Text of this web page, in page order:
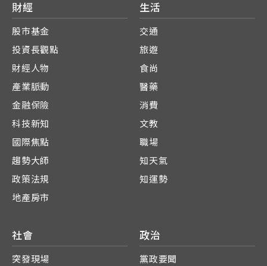
財經
股市基金
投資長觀點
財經人物
產業脈動
金融保險
科技新知
國際焦點
趨勢大師
政策法規
地產房市
生活
交通
旅遊
食尚
醫藥
消費
文教
職場
知天氣
知運勢
社會
突發現場
政治
黨政要聞